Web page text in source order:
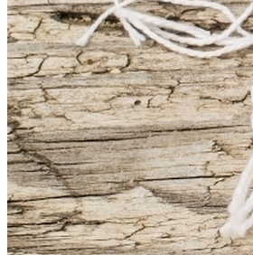
Как Повторно
После Варки Риса
Аппаратная
Помощью
AliExpress